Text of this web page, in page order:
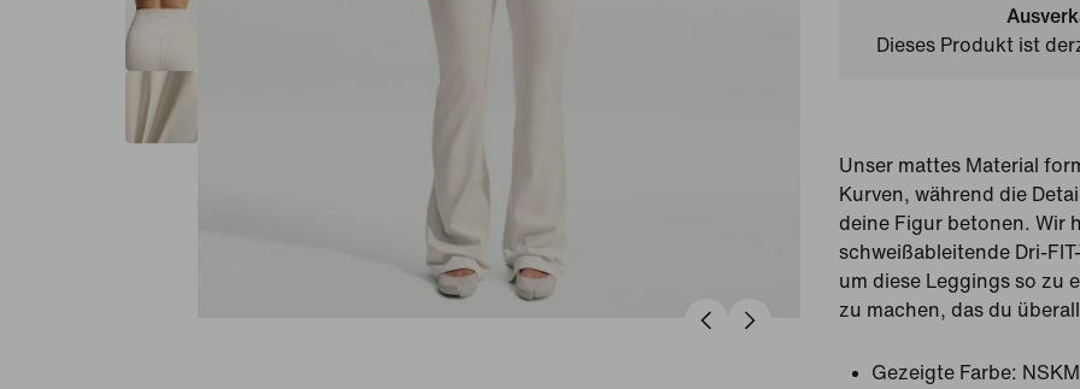
Dieses Produkt ist
Unser mattes Material
Kurven, während die
deine Figur betonen. Wir
schweißableitende Dri-
um diese Leggings so zu
zu machen, das du
Gezeigte Farbe: